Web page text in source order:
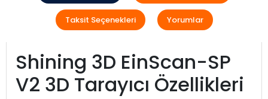
Taksit Seçenekleri Yorumlar
Shining 3D EinScan-SP
V2 3D Tarayıcı Özellikleri